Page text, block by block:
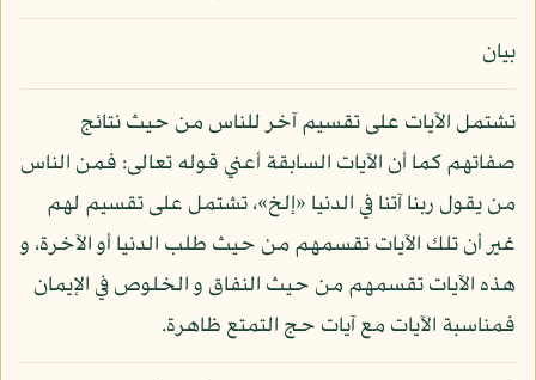
بيان
تشتمل الآيات على تقسيم آخر للناس من حيث نتائج
صفاتهم كما أن الآيات السابقة أعني قوله تعالى: فمن الناس
من يقول ربنا آتنا في الدنيا «إلخ»، تشتمل على تقسيم لهم
غير أن تلك الآيات تقسمهم من حيث طلب الدنيا أو الآخرة، و
هذه الآيات تقسمهم من حيث النفاق و الخلوص في الإيمان
فمناسبة الآيات مع آيات حج التمتع ظاهرة.